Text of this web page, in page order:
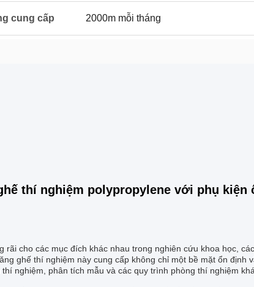
cung cấp 2000m mỗi tháng
thí nghiệm polypropylene với phụ kiện
cho các mục đích khác nhau trong nghiên cứu khoa học,
ghế thí nghiệm này cung cấp không chỉ một bề mặt ổn định
nghiệm, phân tích mẫu và các quy trình phòng thí nghiệm